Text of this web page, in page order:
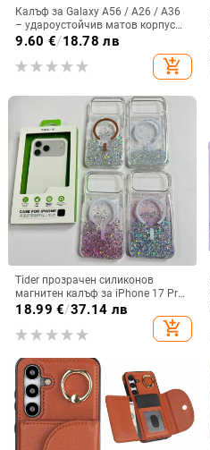
Калъф за Galaxy A56 / A26 / A36
– удароустойчив матов корпус
от PC+TPU с текстура на кожа
9.60 €/18.78 лв
add_shopping_cart
Tider прозрачен силиконов
магнитен калъф за iPhone 17 Pro
Max, защита срещу падане,
18.99 €/37.14 лв
add_shopping_cart